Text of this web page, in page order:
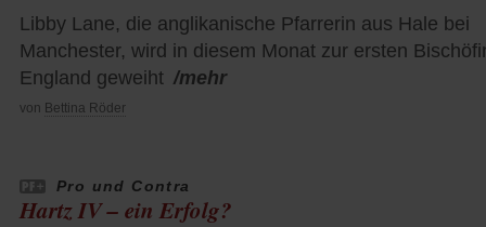
Libby Lane, die anglikanische Pfarrerin aus Hale bei
Manchester, wird in diesem Monat zur ersten
England geweiht /mehr
von Bettina Röder
Pro und Contra
Hartz IV – ein Erfolg?